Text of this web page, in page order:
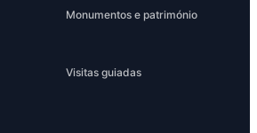
Monumentos e património
Visitas guiadas